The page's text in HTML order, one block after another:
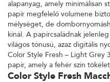
alapanyag, amely minimálisan
papír megfelelő volumene
mélységet, de
kínál. A papírcsaládnak
világos tónusú, azaz digitális
Color Style Fresh – Light Grey
papír, amely a fehér szín
Color Style Fresh